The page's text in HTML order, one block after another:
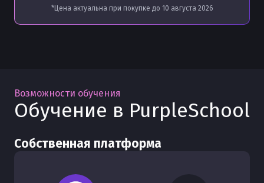
*Цена актуальна при покупке до 10 августа 2026
Возможности обучения
Обучение в PurpleSchool
Собственная платформа